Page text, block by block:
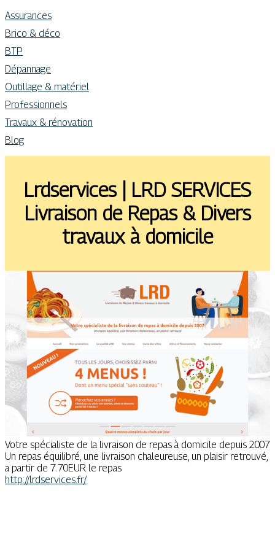
Assurances
Brico & déco
BTP
Dépannage
Outillage & matériel
Professionnels
Travaux & rénovation
Blog
Lrdservices | LRD SERVICES
Livraison de Repas & Divers
travaux à domicile
Votre spécialiste de la livraison de repas à domicile depuis 2007
Un repas équilibré, une livraison chaleureuse, un plaisir retrouvé,
a partir de 7.70EUR le repas
http://lrdservices.fr/